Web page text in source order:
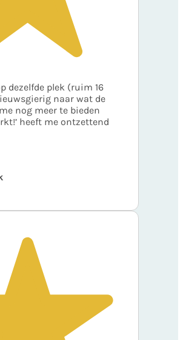
dezelfde plek (ruim 16
naar wat de
nog meer te bieden
heeft me ontzettend